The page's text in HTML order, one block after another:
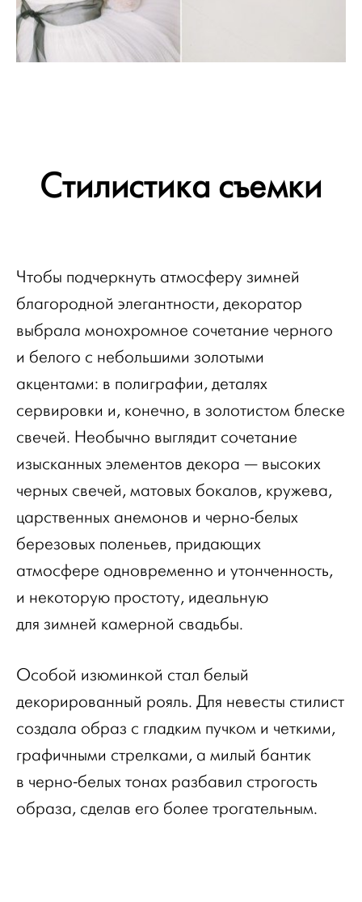
Стилистика съемки
Чтобы подчеркнуть атмосферу зимней
благородной элегантности, декоратор
выбрала монохромное сочетание черного
и белого с небольшими золотыми
акцентами: в полиграфии, деталях
сервировки и, конечно, в золотистом блеске
свечей. Необычно выглядит сочетание
изысканных элементов декора — высоких
черных свечей, матовых бокалов, кружева,
царственных анемонов и черно-белых
березовых поленьев, придающих
атмосфере одновременно и утонченность,
и некоторую простоту, идеальную
для зимней камерной свадьбы.
Особой изюминкой стал белый
декорированный рояль. Для невесты стилист
создала образ с гладким пучком и четкими,
графичными стрелками, а милый бантик
в черно-белых тонах разбавил строгость
образа, сделав его более трогательным.